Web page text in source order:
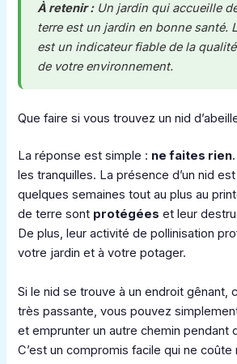
À retenir :Un jardin qui accueille
terre est un jardin en bonne santé.
est un indicateur fiable de la
de votre environnement.
Que faire si vous trouvez un nid
La réponse est simple : ne faites rien
les tranquilles. La présence d’un nid
quelques semaines tout au plus au
de terre sont protégées et leur
De plus, leur activité de pollinisation
votre jardin et à votre potager.
Si le nid se trouve à un endroit gênant,
très passante, vous pouvez
et emprunter un autre chemin pendant
C’est un compromis facile qui ne coûte